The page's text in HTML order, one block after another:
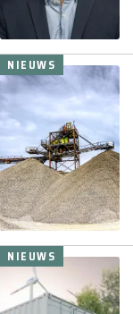
NIEUWS
NIEUWS